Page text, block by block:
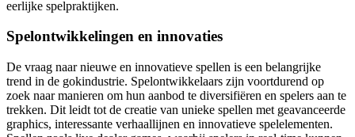
eerlijke spelpraktijken.
Spelontwikkelingen en innovaties
De vraag naar nieuwe en innovatieve spellen is een belangrijke
trend in de gokindustrie. Spelontwikkelaars zijn voortdurend op
zoek naar manieren om hun aanbod te diversifiëren en spelers aan te
trekken. Dit leidt tot de creatie van unieke spellen met geavanceerde
graphics, interessante verhaallijnen en innovatieve spelelementen.